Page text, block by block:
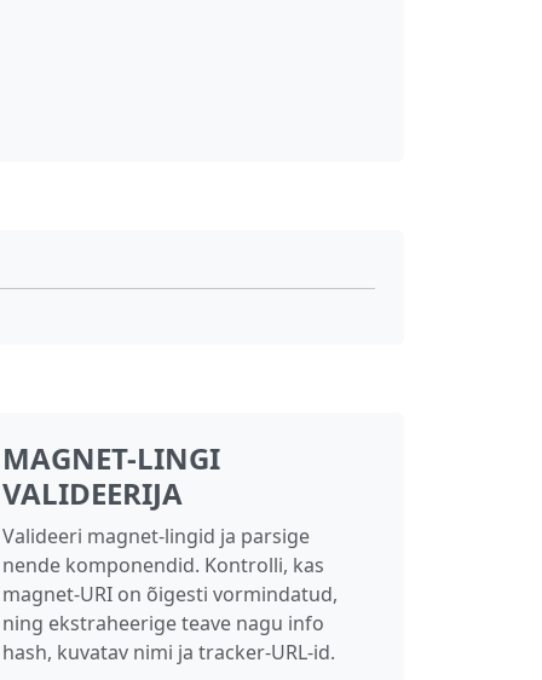
MAGNET-LINGI
VALIDEERIJA
Valideeri magnet-lingid ja parsige
nende komponendid. Kontrolli, kas
magnet-URI on õigesti vormindatud,
ning ekstraheerige teave nagu info
hash, kuvatav nimi ja tracker-URL-id.